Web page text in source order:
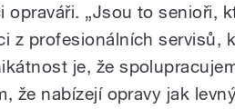
opraváři. „Jsou to senioři,
z profesionálních servisů,
je, že
že nabízejí opravy jak